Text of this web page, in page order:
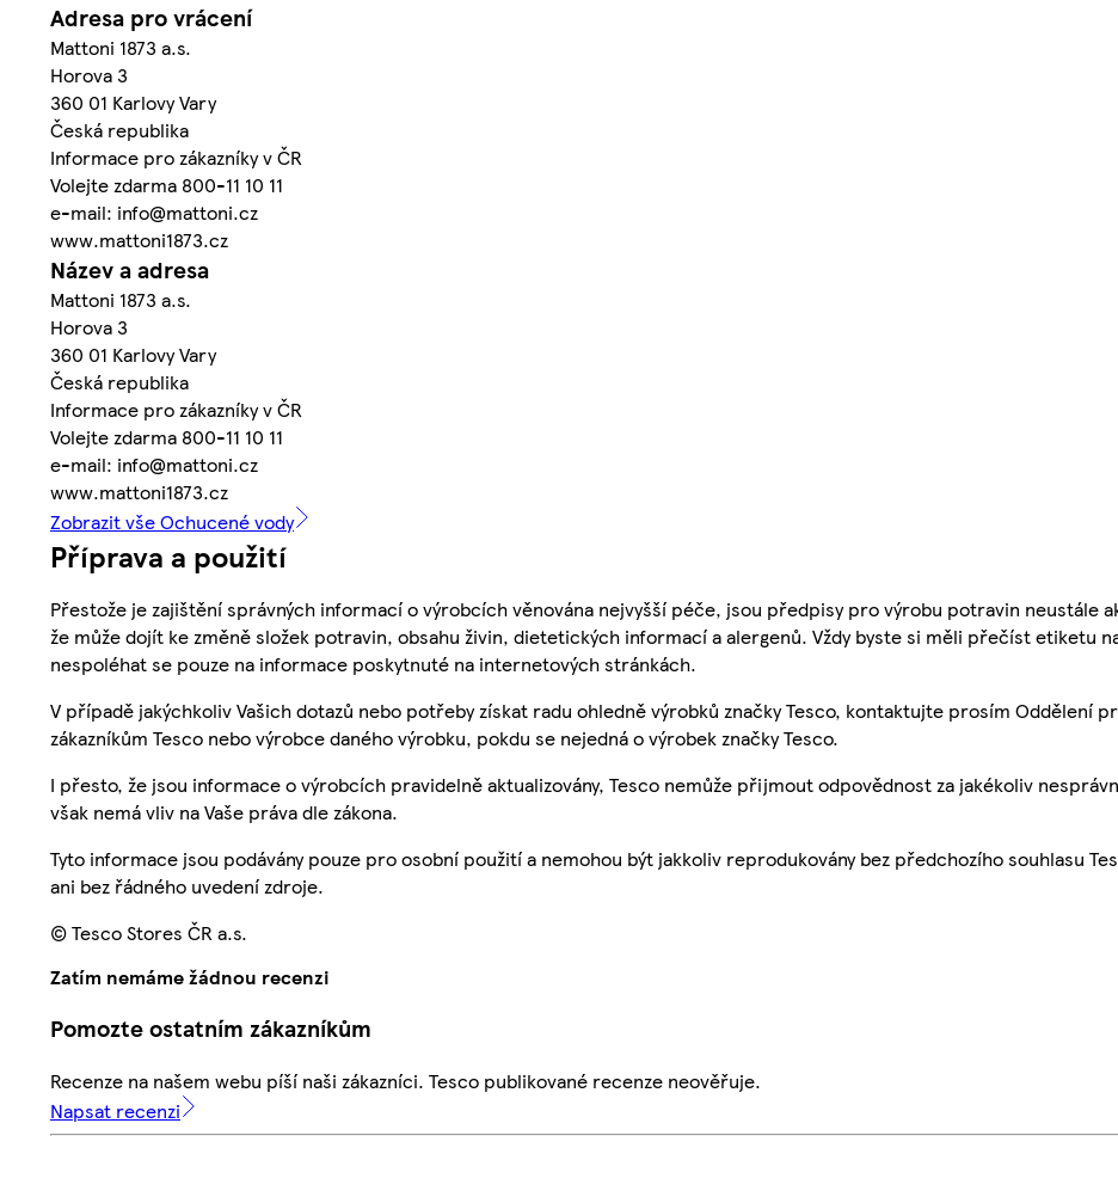
Adresa pro vrácení
Mattoni 1873 a.s.
Horova 3
360 01 Karlovy Vary
Česká republika
Informace pro zákazníky v ČR
Volejte zdarma 800-11 10 11
e-mail: info@mattoni.cz
www.mattoni1873.cz
Název a adresa
Mattoni 1873 a.s.
Horova 3
360 01 Karlovy Vary
Česká republika
Informace pro zákazníky v ČR
Volejte zdarma 800-11 10 11
e-mail: info@mattoni.cz
www.mattoni1873.cz
Zobrazit vše Ochucené vody
Příprava a použití
Přestože je zajištění správných informací o výrobcích věnována nejvyšší péče, jsou předpisy pro výrobu potravin neustále
že může dojít ke změně složek potravin, obsahu živin, dietetických informací a alergenů. Vždy byste si měli přečíst etiketu
nespoléhat se pouze na informace poskytnuté na internetových stránkách.
V případě jakýchkoliv Vašich dotazů nebo potřeby získat radu ohledně výrobků značky Tesco, kontaktujte prosím Oddělení
zákazníkům Tesco nebo výrobce daného výrobku, pokdu se nejedná o výrobek značky Tesco.
I přesto, že jsou informace o výrobcích pravidelně aktualizovány, Tesco nemůže přijmout odpovědnost za jakékoliv
však nemá vliv na Vaše práva dle zákona.
Tyto informace jsou podávány pouze pro osobní použití a nemohou být jakkoliv reprodukovány bez předchozího souhlasu
ani bez řádného uvedení zdroje.
© Tesco Stores ČR a.s.
Zatím nemáme žádnou recenzi
Pomozte ostatním zákazníkům
Recenze na našem webu píší naši zákazníci. Tesco publikované recenze neověřuje.
Napsat recenzi